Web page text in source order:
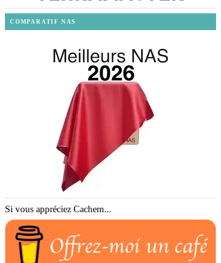
COMPARATIF NAS
Si vous appréciez Cachem...